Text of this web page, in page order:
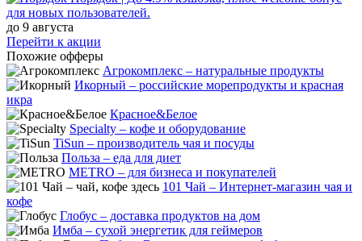
для новых пользователей.
до 9 августа
Перейти к акции
Похожие офферы
Агрокомплекс – натуральные продукты
Икорный – российские морепродукты и красная
икра
Красное&Белое
Specialty – кофе и оборудование
TiSun – производитель чая и посуды
Польза – еда для диет
METRO – для бизнеса и покупателей
101 Чай – Интернет-магазин чая и
кофе
Глобус – доставка продуктов на дом
Имба – сухой энергетик для геймеров